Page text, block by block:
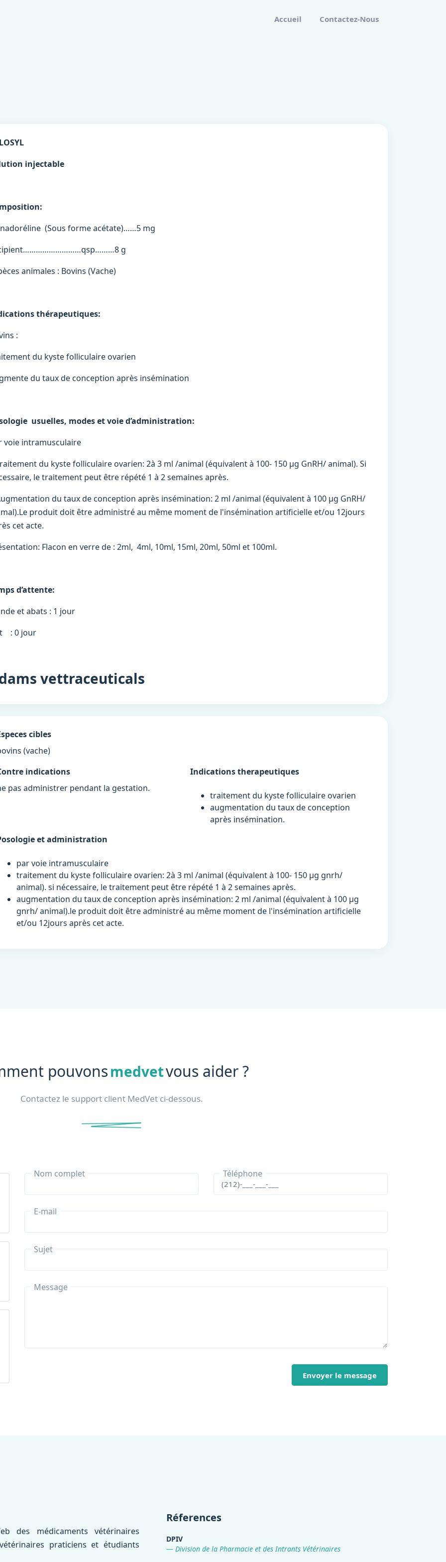
Accueil Contactez-Nous
injectable
(Sous forme acétate)……5 mg
g
animales : Bovins (Vache)
thérapeutiques:
:
du kyste folliculaire ovarien
du taux de conception après insémination
usuelles, modes et voie d’administration:
voie intramusculaire
du kyste folliculaire ovarien: 2à 3 ml /animal (équivalent à 100- 150 µg GnRH/ animal). Si
le traitement peut être répété 1 à 2 semaines après.
du taux de conception après insémination: 2 ml /animal (équivalent à 100 µg GnRH/
produit doit être administré au même moment de l'insémination artificielle et/ou 12jours
cet acte.
Flacon en verre de : 2ml, 4ml, 10ml, 15ml, 20ml, 50ml et 100ml.
d’attente:
et abats : 1 jour
: 0 jour
vettraceuticals
cibles
(vache)
indications
pas administrer pendant la gestation.
Indications therapeutiques
traitement du kyste folliculaire ovarien
augmentation du taux de conception
après insémination.
et administration
par voie intramusculaire
traitement du kyste folliculaire ovarien: 2à 3 ml /animal (équivalent à 100- 150 µg gnrh/
animal). si nécessaire, le traitement peut être répété 1 à 2 semaines après.
augmentation du taux de conception après insémination: 2 ml /animal (équivalent à 100 µg
gnrh/ animal).le produit doit être administré au même moment de l'insémination artificielle
et/ou 12jours après cet acte.
pouvonsmedvetvous aider ?
Contactez le support client MedVet ci-dessous.
Nom complet Téléphone
E-mail
Sujet
Message
Envoyer le message
des médicaments vétérinaires
praticiens et étudiants
Réferences
DPIV
Division de la Pharmacie et des Intrants Vétérinaires